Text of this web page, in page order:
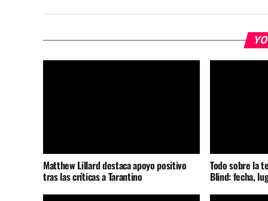
Matthew Lillard destaca apoyo positivo
tras las críticas a Tarantino
Todo sobre la
Blind: fecha,